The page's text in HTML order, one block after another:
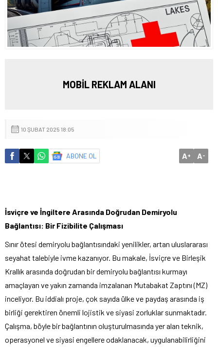
MOBİL REKLAM ALANI
10 ŞUBAT 2025 18:05
ABONE OL A+ A-
İsviçre ve İngiltere Arasında Doğrudan Demiryolu
Bağlantısı: Bir Fizibilite Çalışması
Sınır ötesi demiryolu bağlantısındaki yenilikler, artan uluslararası
seyahat talebiyle ivme kazanıyor. Bu makale, İsviçre ve Birleşik
Krallık arasında doğrudan bir demiryolu bağlantısı kurmayı
amaçlayan ve yakın zamanda imzalanan Mutabakat Zaptını (MZ)
inceliyor. Bu iddialı proje, çok sayıda ülke ve paydaş arasında iş
birliği gerektiren önemli lojistik ve siyasi zorluklar sunmaktadır.
Çalışma, böyle bir bağlantının oluşturulmasında yer alan teknik,
operasyonel ve siyasi engellere odaklanacak, uygulanabilirliğini